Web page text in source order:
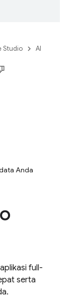
Studio AI
Anda
full-
serta